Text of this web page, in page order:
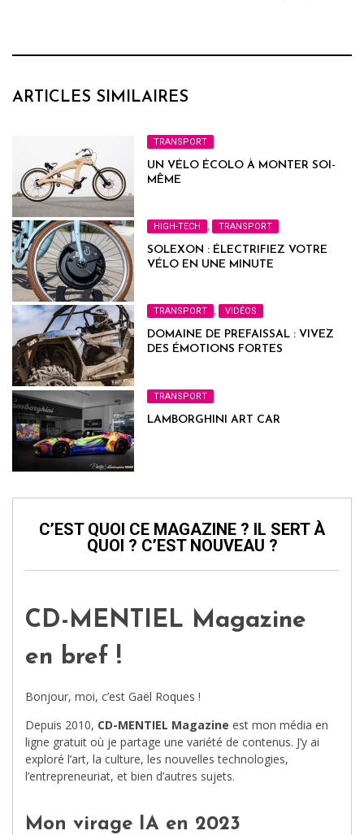
ARTICLES SIMILAIRES
TRANSPORT
UN VÉLO ÉCOLO À MONTER SOI-
MÊME
HIGH-TECH , TRANSPORT
SOLEXON : ÉLECTRIFIEZ VOTRE
VÉLO EN UNE MINUTE
TRANSPORT , VIDÉOS
DOMAINE DE PREFAISSAL : VIVEZ
DES ÉMOTIONS FORTES
TRANSPORT
LAMBORGHINI ART CAR
C’EST QUOI CE MAGAZINE ? IL SERT À
QUOI ? C’EST NOUVEAU ?
CD-MENTIEL Magazine
en bref !
Bonjour, moi, c’est Gaël Roques !
Depuis 2010, CD-MENTIEL Magazine est mon média en
ligne gratuit où je partage une variété de contenus. J’y ai
exploré l’art, la culture, les nouvelles technologies,
l’entrepreneuriat, et bien d’autres sujets.
Mon virage IA en 2023